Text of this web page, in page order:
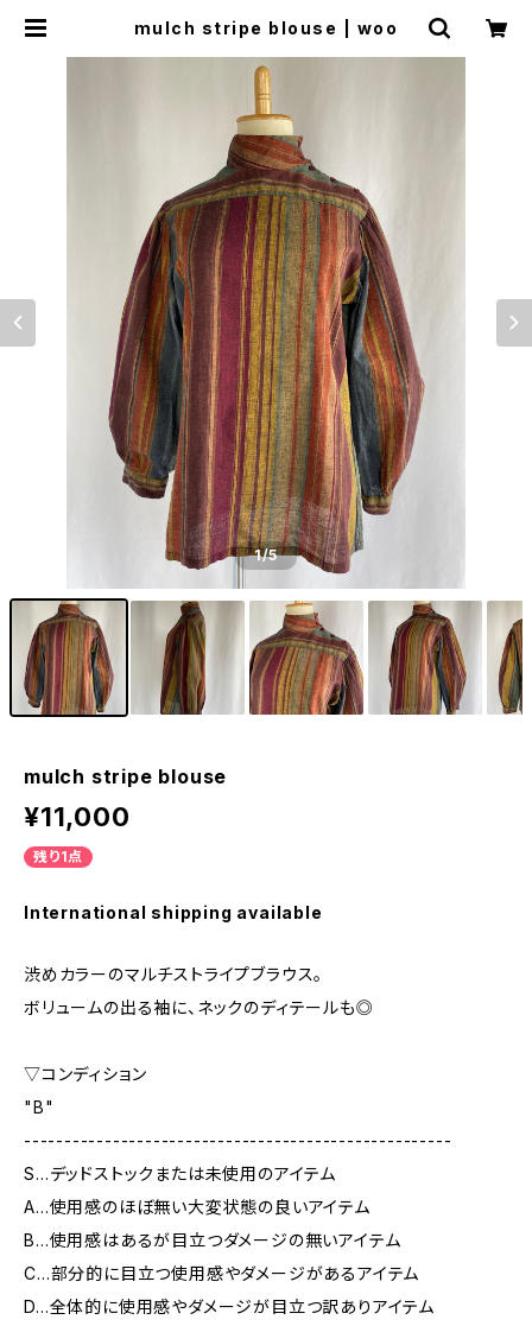
mulch stripe blouse | woo
1/5
mulch stripe blouse
¥11,000
残り1点
International shipping available
渋めカラーのマルチストライプブラウス。
ボリュームの出る袖に、ネックのディテールも◎
▽コンディション
"B"
-----------------------------------------------------
S…デッドストックまたは未使用のアイテム
A…使用感のほぼ無い大変状態の良いアイテム
B…使用感はあるが目立つダメージの無いアイテム
C…部分的に目立つ使用感やダメージがあるアイテム
D…全体的に使用感やダメージが目立つ訳ありアイテム